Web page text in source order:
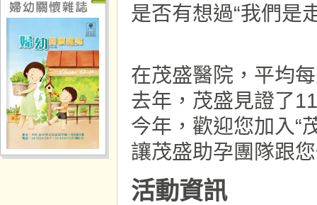
是否有想過“我們是
在茂盛醫院，平均
去年，茂盛見證了
今年，歡迎您加入“
讓茂盛助孕團隊跟
活動資訊